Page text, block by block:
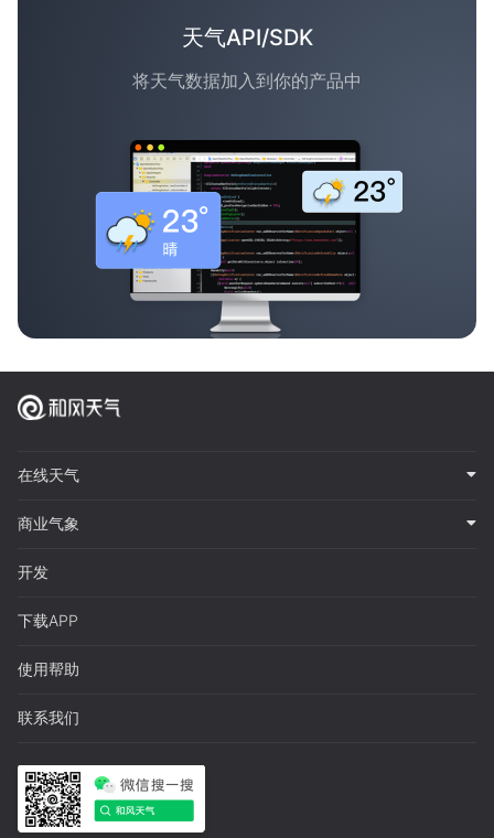
天气API/SDK
将天气数据加入到你的产品中
在线天气
商业气象
开发
下载APP
使用帮助
联系我们